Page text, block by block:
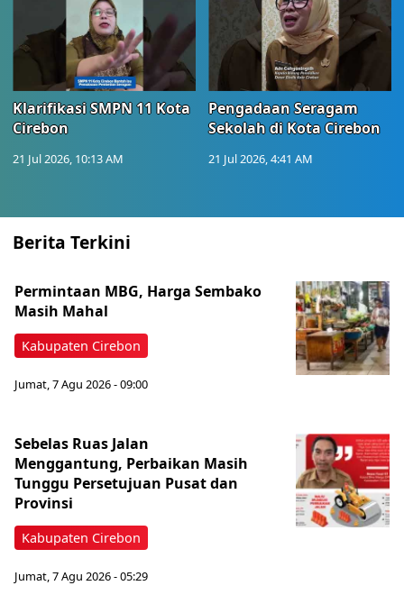
Klarifikasi SMPN 11 Kota
Cirebon
21 Jul 2026, 10:13 AM
Pengadaan Seragam
Sekolah di Kota Cirebon
21 Jul 2026, 4:41 AM
Berita Terkini
Kabupaten Cirebon
Permintaan MBG, Harga Sembako
Masih Mahal
Jumat, 7 Agu 2026 - 09:00
Kabupaten Cirebon
Sebelas Ruas Jalan
Menggantung, Perbaikan Masih
Tunggu Persetujuan Pusat dan
Provinsi
Jumat, 7 Agu 2026 - 05:29